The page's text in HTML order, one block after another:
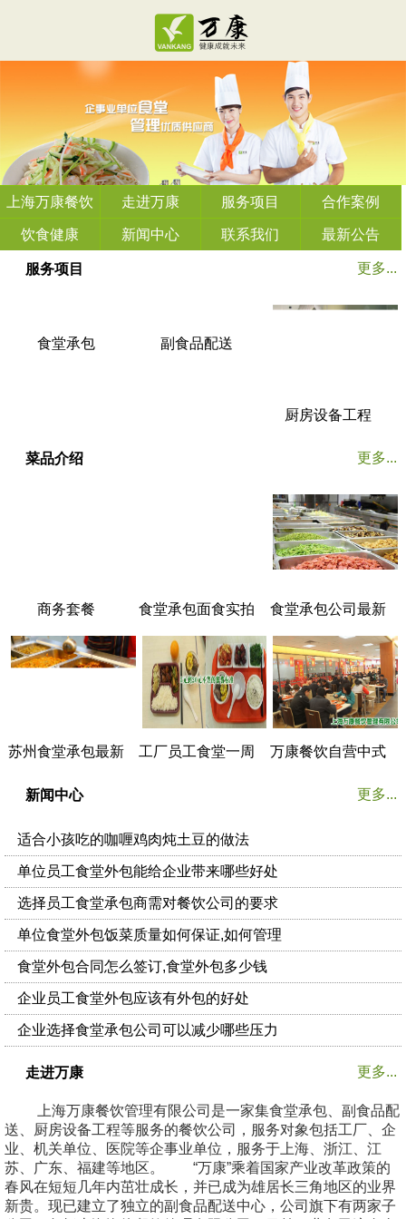
上海万康餐饮
管理有限公司
走进万康 服务项目 合作案例
饮食健康 新闻中心 联系我们 最新公告
更多...
服务项目
食堂承包
厨房设备工程
更多...
菜品介绍
商务套餐 食堂承包面食实拍
食堂承包公司最新
苏州食堂承包最新
工厂员工食堂一周
万康餐饮自营中式
更多...
新闻中心
适合小孩吃的咖喱鸡肉炖土豆的做法
单位员工食堂外包能给企业带来哪些好处
选择员工食堂承包商需对餐饮公司的要求
单位食堂外包饭菜质量如何保证,如何管理
食堂外包合同怎么签订,食堂外包多少钱
企业员工食堂外包应该有外包的好处
企业选择食堂承包公司可以减少哪些压力
更多...
走进万康
上海万康餐饮管理有限公司是一家集食堂承包、副食品配
送、厨房设备工程等服务的餐饮公司，服务对象包括工厂、企
业、机关单位、医院等企事业单位，服务于上海、浙江、江
苏、广东、福建等地区。 “万康”乘着国家产业改革政策的
春风在短短几年内茁壮成长，并已成为雄居长三角地区的业界
新贵。现已建立了独立的副食品配送中心，公司旗下有两家子